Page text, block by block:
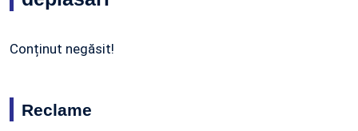
Conținut negăsit!
Reclame